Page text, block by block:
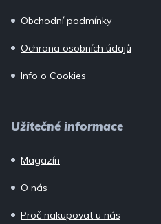
Obchodní podmínky
Ochrana osobních údajů
Info o Cookies
Užitečné informace
Magazín
O nás
Proč nakupovat u nás